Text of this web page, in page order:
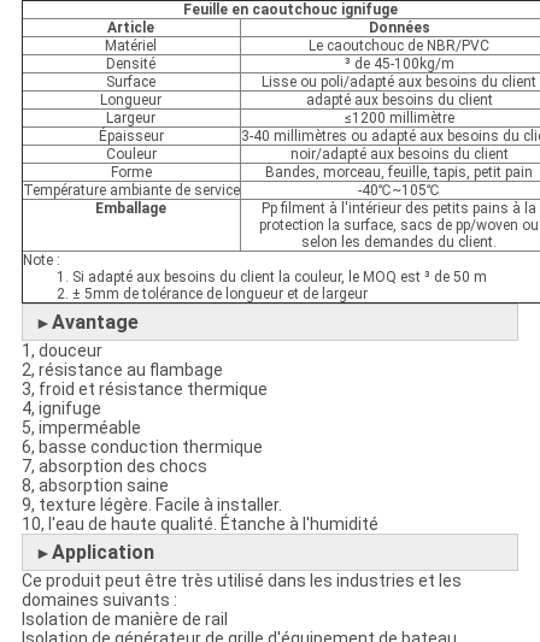
Feuille en caoutchouc ignifuge
Article
Données
Matériel
Le caoutchouc de NBR/PVC
Densité
³ de 45-100kg/m
Surface
Lisse ou poli/adapté aux besoins du client
Longueur
adapté aux besoins du client
Largeur
≤1200 millimètre
Épaisseur
3-40 millimètres ou adapté aux besoins du
Couleur
noir/adapté aux besoins du client
Forme
Bandes, morceau, feuille, tapis, petit pain
Température ambiante de service
-40℃~105℃
Emballage
Pp filment à l'intérieur des petits pains à la
protection la surface, sacs de pp/woven ou
selon les demandes du client.
Note :
1. Si adapté aux besoins du client la couleur, le MOQ est ³ de 50 m
2. ± 5mm de tolérance de longueur et de largeur
►Avantage
1, douceur
2, résistance au flambage
3, froid et résistance thermique
4, ignifuge
5, imperméable
6, basse conduction thermique
7, absorption des chocs
8, absorption saine
9, texture légère. Facile à installer.
10, l'eau de haute qualité. Étanche à l'humidité
►Application
Ce produit peut être très utilisé dans les industries et les
domaines suivants :
Isolation de manière de rail